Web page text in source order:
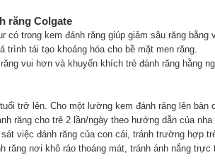
răng Colgate
có trong kem đánh răng giúp giảm sâu răng
trình tái tạo khoáng hóa cho bề mặt men răng.
vui hơn và khuyến khích trẻ đánh răng hằng
trở lên. Cho một lường kem đánh răng lên bàn
răng cho trẻ 2 lần/ngày theo hướng dẫn của nha
việc đánh răng của con cái, tránh trường hợp
răng nơi khô ráo thoáng mát, tránh ánh nắng trực